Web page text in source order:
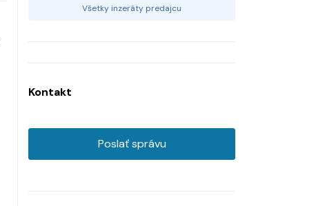
Všetky inzeráty predajcu
Kontakt
Poslať správu